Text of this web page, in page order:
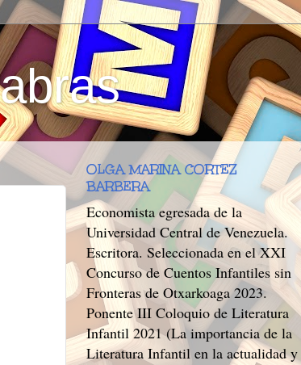
OLGA MARINA CORTEZ
BARBERA
Economista egresada de la
Universidad Central de Venezuela.
Escritora. Seleccionada en el XXI
Concurso de Cuentos Infantiles sin
Fronteras de Otxarkoaga 2023.
Ponente III Coloquio de Literatura
Infantil 2021 (La importancia de la
Literatura Infantil en la actualidad y